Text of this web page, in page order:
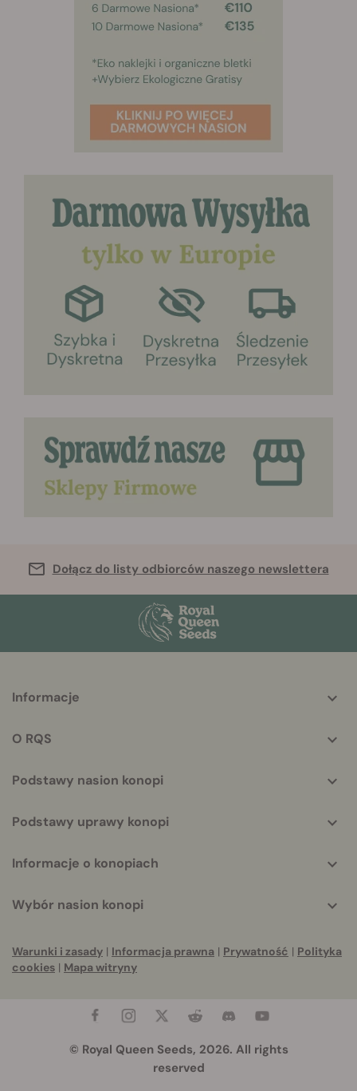
Dołącz do listy odbiorców naszego newslettera
helpful
Informacje
O RQS
Podstawy nasion konopi
Podstawy uprawy konopi
Informacje o konopiach
Wybór nasion konopi
Warunki i zasady | Informacja prawna | Prywatność | Polityka
cookies | Mapa witryny
© Royal Queen Seeds, 2026. All rights
reserved